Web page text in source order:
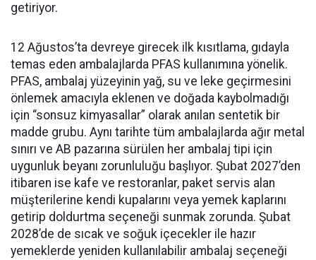
getiriyor.
12 Ağustos’ta devreye girecek ilk kısıtlama, gıdayla
temas eden ambalajlarda PFAS kullanımına yönelik.
PFAS, ambalaj yüzeyinin yağ, su ve leke geçirmesini
önlemek amacıyla eklenen ve doğada kaybolmadığı
için “sonsuz kimyasallar” olarak anılan sentetik bir
madde grubu. Aynı tarihte tüm ambalajlarda ağır metal
sınırı ve AB pazarına sürülen her ambalaj tipi için
uygunluk beyanı zorunluluğu başlıyor. Şubat 2027’den
itibaren ise kafe ve restoranlar, paket servis alan
müşterilerine kendi kupalarını veya yemek kaplarını
getirip doldurtma seçeneği sunmak zorunda. Şubat
2028’de de sıcak ve soğuk içecekler ile hazır
yemeklerde yeniden kullanılabilir ambalaj seçeneği